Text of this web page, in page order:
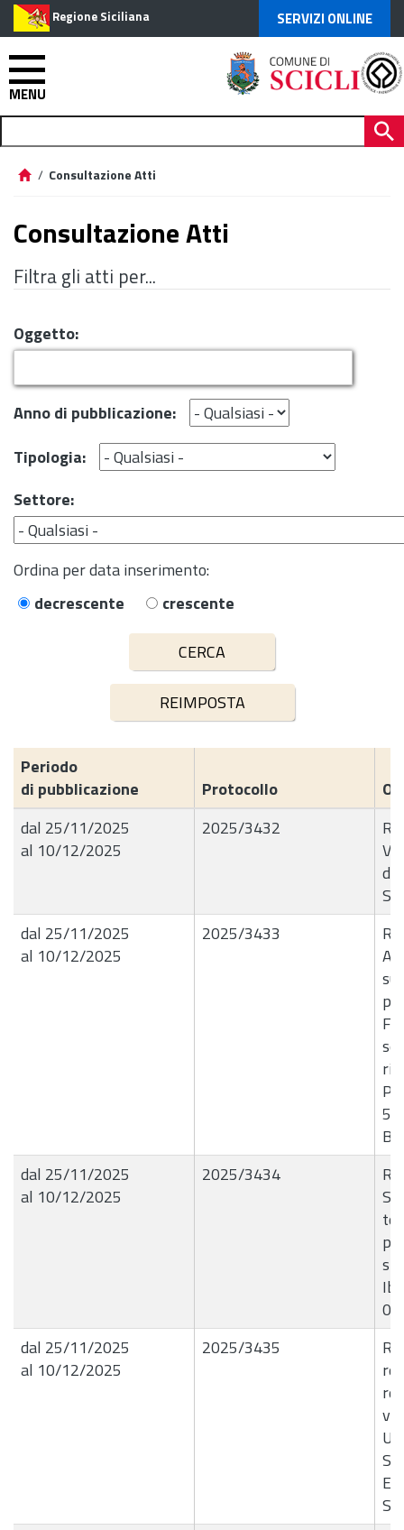
Regione Siciliana SERVIZI ONLINE
MENU
/ Consultazione Atti
Consultazione Atti
Filtra gli atti per...
Oggetto:
Anno di pubblicazione:
Tipologia:
Settore:
Ordina per data inserimento:
decrescente
crescente
Periodo
di pubblicazione
Protocollo
dal 25/11/2025
al 10/12/2025
2025/3432
dal 25/11/2025
al 10/12/2025
2025/3433
dal 25/11/2025
al 10/12/2025
2025/3434
dal 25/11/2025
al 10/12/2025
2025/3435